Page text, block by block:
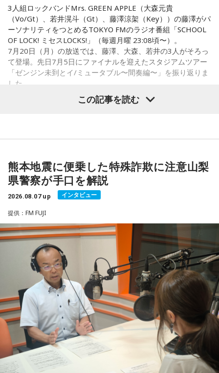
数字の「8」は、末広がりの形から縁起の良い数字として親し
まれており、開店日や記念日、イベントの開催日として選ば
れることもあります。
ただし、「8」が並ぶこと自体が暦上の吉日を意味するわけで
はありません。
の日」が重なることから、例年以上に注目を集める可能性が
に、「令和8年8月8日」と「8」が並ぶ覚えやすい日付である
ことから、縁起を意識する人にとっても印象深い一日となり
そうです。
り、幸運や成功を約束するものではありません。
「新しい財布を使い始める」「旅行へ出発する」「新たな目
標を立てる」など、自分にとって前向きな一歩を踏み出すき
っかけとして、無理のない範囲で暦を取り入れてみるのもよ
いでしょう。
日々の暮らしを少し前向きにするヒントとして、2026年8月8
日の「寅の日」を過ごしてみてはいかがでしょうか。
行や出張にも縁起が良い日とされています。
夏休み期間中ということもあり、旅行や帰省を予定している
人にとっては、暦を意識するきっかけになるかもしれませ
ん。
もちろん、安全な旅行のためには、天候や交通情報を確認
し、余裕を持ったスケジュールを立てることが何より大切で
・財布を新調する、または使い始める
・銀行口座を開設する
・旅行や帰省、出張へ出発する
・資格の勉強や新しい習い事を始める
・神社へ参拝する
・仕事や趣味の新たな目標を立てる
また、六曜の「先勝」は一般的に 午前中が吉とされているた
め、大切な予定を入れる場合は午前中を選ぶという考え方も
あります。
なお、これらは古くから伝わる暦の考え方であり、運気の上
昇や成果を保証するものではありません。自分の予定やライ
フスタイルに合わせて、無理のない範囲で取り入れるとよい
でしょう。
■令和8年8月8日の「8」が並ぶ日に注目が集まる理由
「ダーリン」でというのはやっぱりミュージックビデオがあ
あいう感じだったから、すごくみんな受け入れられるという
か良かったのかなと思うのだけれど。バラード曲で花火って
結構僕の中では「おー、そっかそうか」となって。演出チー
ムと話を進めていったんだよね！
若井：めちゃくちゃ素敵だったね！
（写真左から）Mrs. GREEN APPLE大森元貴、藤澤涼架、若
井滉斗
＜番組概要＞
番組名：SCHOOL OF LOCK!
放送日時：月曜～木曜 22:00～23:55／金曜 22:00～22:55
パーソナリティ：アンジー校長（アンジェリーナ1/3・
Gacharic Spin）、たんぼ教頭（溝上たんぼ）
番組Webサイト： https://www.tfm.co.jp/lock/
番組公式X：
@sol_info
3人組ロックバンドMrs. GREEN APPLE（大森元貴
（Vo/Gt）、若井滉斗（Gt）、藤澤涼架（Key））の藤澤がパ
ーソナリティをつとめるTOKYO FMのラジオ番組「SCHOOL
OF LOCK! ミセスLOCKS!」（毎週月曜 23:08頃〜）。
7月20日（月）の放送では、藤澤、大森、若井の3人がそろっ
て登場。先日7月5日にファイナルを迎えたスタジアムツアー
「ゼンジン未到とイ/ミュータブル〜間奏編〜」を振り返りま
した。
＜リスナーからのメッセージ＞
ミセス先生、こんばんは！ 7月5日のファイナルに参戦しまし
た！ 私にとって初めての「ゼンジン」シリーズだったので、
参加できて本当に良かったです。演奏が本当にかっこよく
セラ」の時の花火は相性が良すぎて、思わず泣いてしまいま
した。帰り道もプレイリストを聴きながら帰っていたのです
がその余韻でまたウルウルしてしまいました。最高の景色と
最高の演奏を、本当にありがとうございました。（埼玉県 18
歳 女の子）
大森：ありがとうございます！ 花火すごかったですね！
若井：すごかったよ！ ステージからの景色も花火も最高でし
たけれど。
藤澤：そうだよね！
この記事を読む
熊本地震に便乗した特殊詐欺に注意山梨
県警察が手口を解説
2026.08.07 up インタビュー
提供：FM FUJI